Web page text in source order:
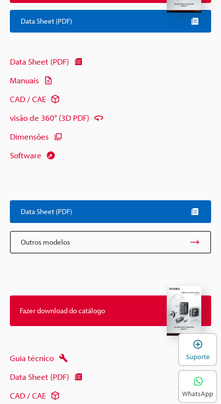
Data Sheet (PDF)
Data Sheet (PDF)
Manuais
CAD / CAE
visão de 360° (3D PDF)
Dimensões
Software
Data Sheet (PDF)
Outros modelos
Fazer download do catálogo
Guia técnico
Data Sheet (PDF)
CAD / CAE
Suporte
WhatsApp